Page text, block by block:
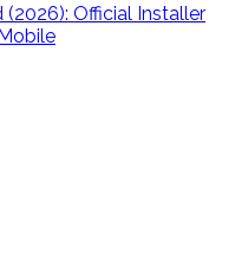
Official Installer